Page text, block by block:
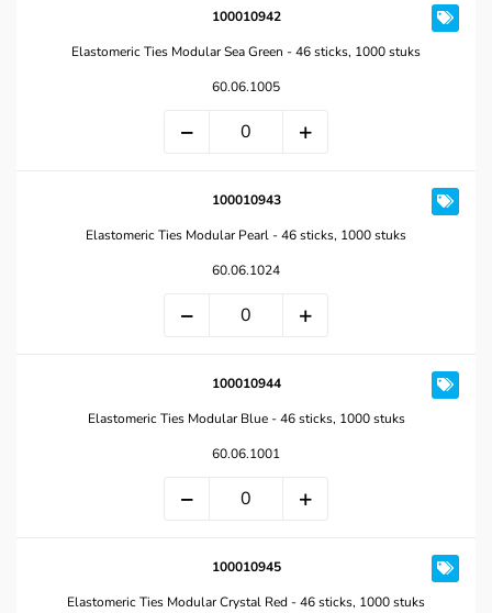
100010942
Elastomeric Ties Modular Sea Green - 46 sticks, 1000 stuks
60.06.1005
100010943
Elastomeric Ties Modular Pearl - 46 sticks, 1000 stuks
60.06.1024
100010944
Elastomeric Ties Modular Blue - 46 sticks, 1000 stuks
60.06.1001
100010945
Elastomeric Ties Modular Crystal Red - 46 sticks, 1000 stuks